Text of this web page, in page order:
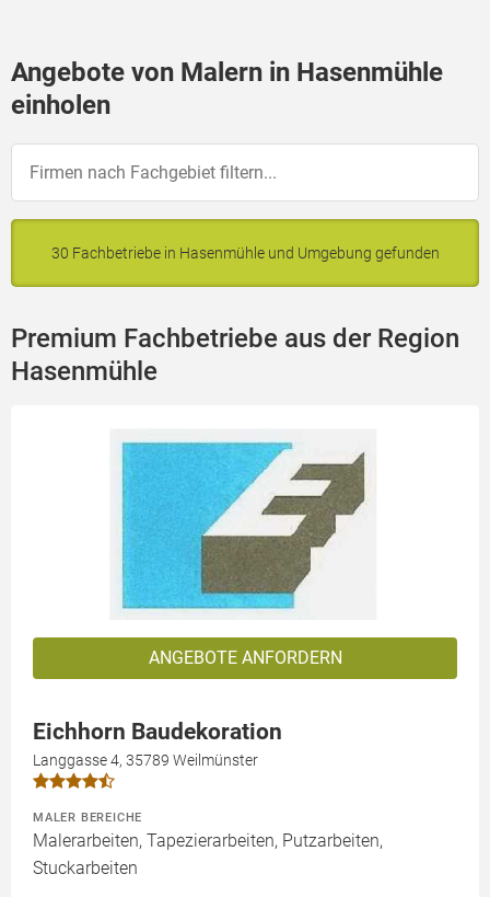
Angebote von Malern in Hasenmühle
einholen
30 Fachbetriebe in Hasenmühle und Umgebung gefunden
Premium Fachbetriebe aus der Region
Hasenmühle
ANGEBOTE ANFORDERN
Eichhorn Baudekoration
Langgasse 4, 35789 Weilmünster
MALER BEREICHE
Malerarbeiten, Tapezierarbeiten, Putzarbeiten,
Stuckarbeiten